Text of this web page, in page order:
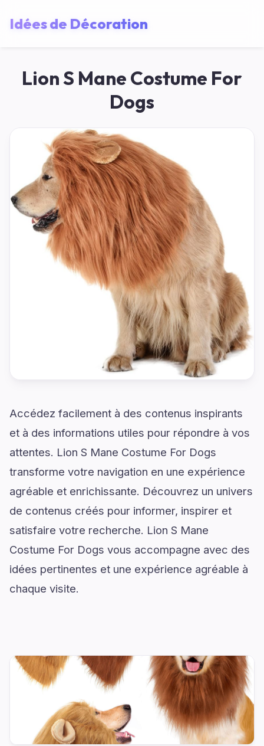
Idées de Décoration
Lion S Mane Costume For
Dogs
Accédez facilement à des contenus inspirants
et à des informations utiles pour répondre à vos
attentes. Lion S Mane Costume For Dogs
transforme votre navigation en une expérience
agréable et enrichissante. Découvrez un univers
de contenus créés pour informer, inspirer et
satisfaire votre recherche. Lion S Mane
Costume For Dogs vous accompagne avec des
idées pertinentes et une expérience agréable à
chaque visite.